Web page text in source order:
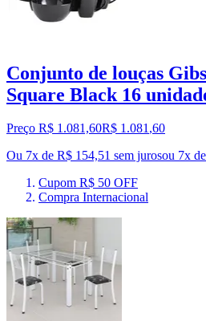
Conjunto de louças
Square Black 16
Preço R$ 1.081,60R$ 1.081,60
Ou 7x de R$ 154,51 sem jurosou 7x de
Cupom R$ 50 OFF
Compra Internacional